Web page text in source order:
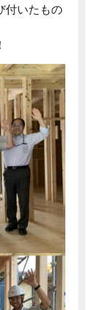
付いたもの